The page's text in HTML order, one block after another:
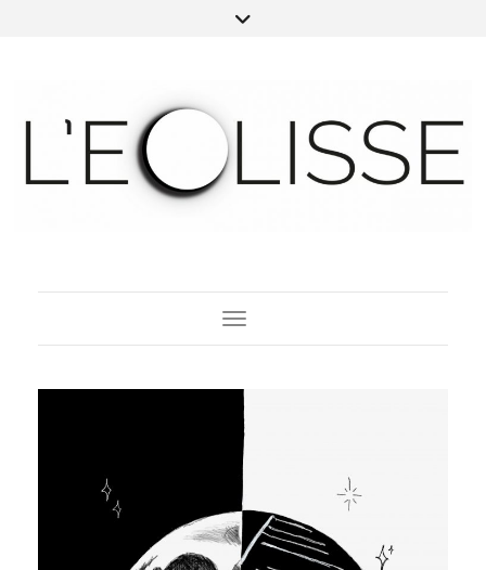
Toggle Navigation